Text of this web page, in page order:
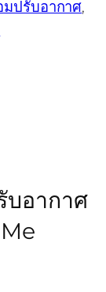
มปรับอากาศ
บอากาศ